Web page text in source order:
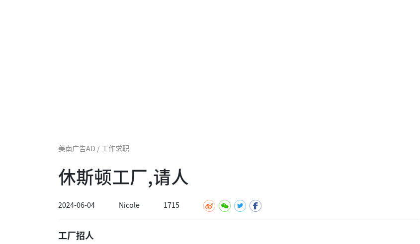
美南广告AD / 工作求职
休斯顿工厂,请人
2024-06-04 Nicole 1715
工厂招人